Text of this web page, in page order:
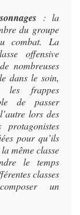
: la
du groupe
combat. La
offensive
nombreuses
dans le soin,
les frappes
de passer
lors des
pour qu’ils
même classe
le temps
classes
un